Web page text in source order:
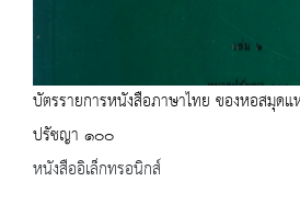
บัตรรายการหนังสือภาษาไทย ของหอสมุด
ปรัชญา ๑๐๐
หนังสืออิเล็กทรอนิกส์